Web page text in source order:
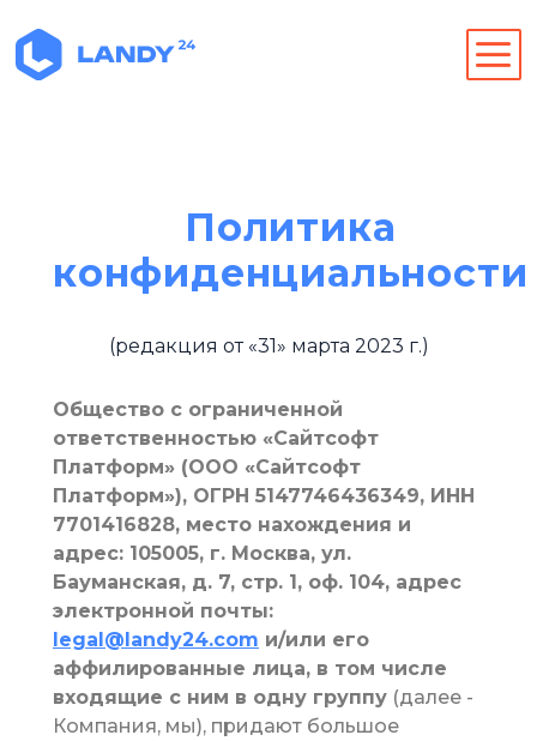
Политика
конфиденциальности
(редакция от «31» марта 2023 г.)
Общество с ограниченной
ответственностью «Сайтсофт
Платформ» (ООО «Сайтсофт
Платформ»), ОГРН 5147746436349, ИНН
7701416828, место нахождения и
адрес: 105005, г. Москва, ул.
Бауманская, д. 7, стр. 1, оф. 104, адрес
электронной почты:
legal@landy24.com и/или его
аффилированные лица, в том числе
входящие с ним в одну группу (далее -
Компания, мы), придают большое